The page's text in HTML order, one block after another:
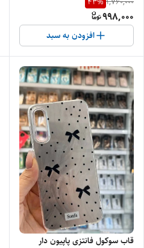
998,000
افزودن به سبد
قاب سوکول فانتزی پاپیون دار